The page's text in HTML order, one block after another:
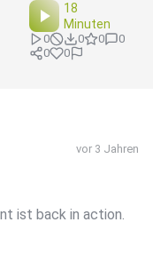
18
Minuten
0 0 0
0
0
0
vor 3 Jahren
ist back in action.